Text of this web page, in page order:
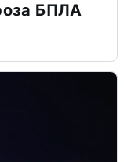
БПЛА